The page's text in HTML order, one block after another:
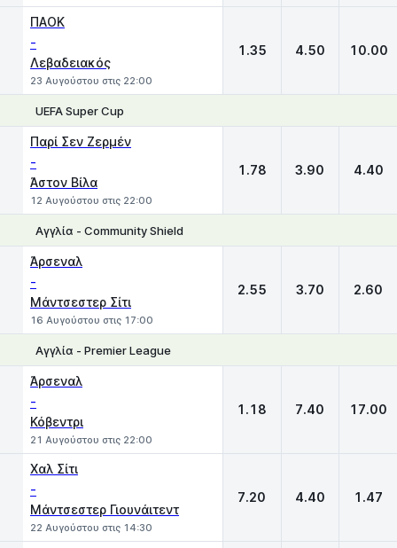
ΠΑΟΚ
-
Λεβαδειακός
23 Αυγούστου στις 22:00
1.35 4.50 10.00
UEFA Super Cup
Παρί Σεν Ζερμέν
-
Άστον Βίλα
12 Αυγούστου στις 22:00
1.78 3.90 4.40
Αγγλία - Community Shield
Άρσεναλ
-
Μάντσεστερ Σίτι
16 Αυγούστου στις 17:00
2.55 3.70 2.60
Αγγλία - Premier League
Άρσεναλ
-
Κόβεντρι
21 Αυγούστου στις 22:00
1.18 7.40 17.00
Χαλ Σίτι
-
Μάντσεστερ Γιουνάιτεντ
22 Αυγούστου στις 14:30
7.20 4.40 1.47